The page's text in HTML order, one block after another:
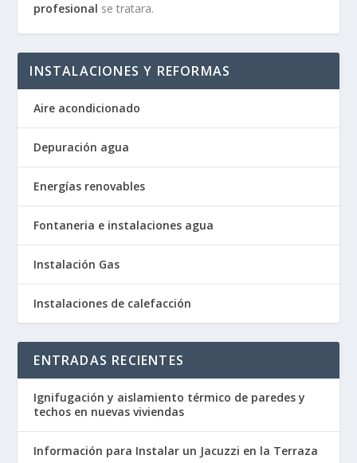
profesional se tratara.
INSTALACIONES Y REFORMAS
Aire acondicionado
Depuración agua
Energías renovables
Fontaneria e instalaciones agua
Instalación Gas
Instalaciones de calefacción
ENTRADAS RECIENTES
Ignifugación y aislamiento térmico de paredes y
techos en nuevas viviendas
Información para Instalar un Jacuzzi en la Terraza